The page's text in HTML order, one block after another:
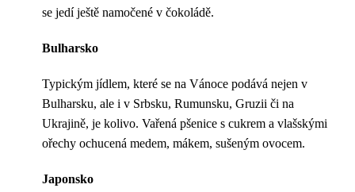
se jedí ještě namočené v čokoládě.
Bulharsko
Typickým jídlem, které se na Vánoce podává nejen v
Bulharsku, ale i v Srbsku, Rumunsku, Gruzii či na
Ukrajině, je kolivo. Vařená pšenice s cukrem a vlašskými
ořechy ochucená medem, mákem, sušeným ovocem.
Japonsko